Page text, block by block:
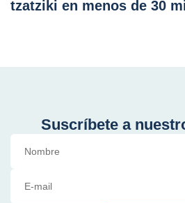
tzatziki en menos de 30
Suscríbete a